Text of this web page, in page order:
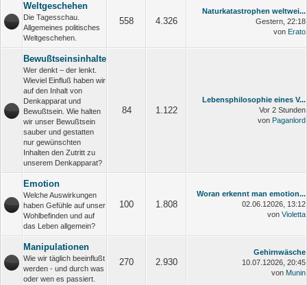
Weltgeschehen
Die Tagesschau.
Allgemeines politisches
Weltgeschehen.
558 4.326
Naturkatastrophen weltwei...
Gestern , 22:18
von Erato
Bewußtseinsinhalte
Wer denkt – der lenkt.
Wieviel Einfluß haben wir
auf den Inhalt von
Denkapparat und
Bewußtsein. Wie halten
wir unser Bewußtsein
sauber und gestatten
nur gewünschten
Inhalten den Zutritt zu
unserem Denkapparat?
84 1.122
Lebensphilosophie eines V...
Vor 2 Stunden
von Paganlord
Emotion
Welche Auswirkungen
haben Gefühle auf unser
Wohlbefinden und auf
das Leben allgemein?
100 1.808
Woran erkennt man emotion...
02.06.12026, 13:12
von Violetta
Manipulationen
Wie wir täglich beeinflußt
werden - und durch was
oder wen es passiert.
270 2.930
Gehirnwäsche
10.07.12026, 20:45
von Munin